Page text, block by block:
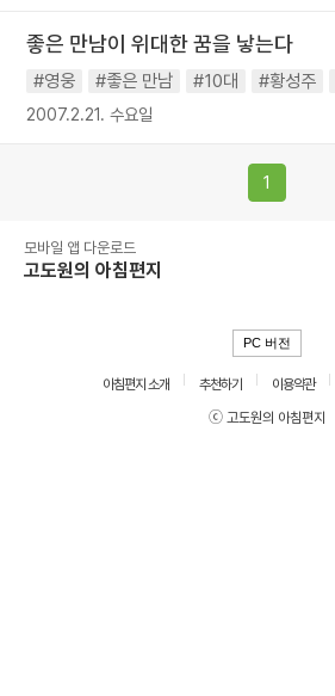
좋은 만남이 위대한 꿈을 낳는다
#영웅 #좋은 만남 #10대 #황성주
2007.2.21. 수요일
1
모바일 앱 다운로드
고도원의 아침편지
PC 버전
아침편지 소개 추천하기 이용약관
ⓒ 고도원의 아침편지